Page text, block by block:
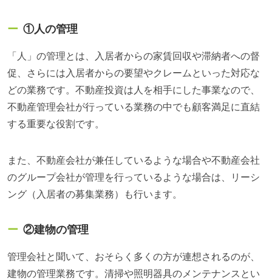
①人の管理
「人」の管理とは、入居者からの家賃回収や滞納者への督
促、さらには入居者からの要望やクレームといった対応な
どの業務です。不動産投資は人を相手にした事業なので、
不動産管理会社が行っている業務の中でも顧客満足に直結
する重要な役割です。
また、不動産会社が兼任しているような場合や不動産会社
のグループ会社が管理を行っているような場合は、リーシ
ング（入居者の募集業務）も行います。
②建物の管理
管理会社と聞いて、おそらく多くの方が連想されるのが、
建物の管理業務です。清掃や照明器具のメンテナンスとい